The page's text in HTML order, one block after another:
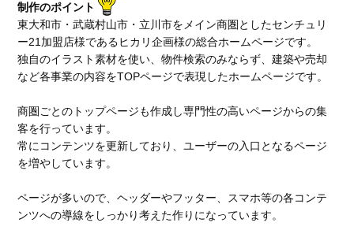
制作のポイント
東大和市・武蔵村山市・立川市をメイン商圏としたセンチュリ
ー21加盟店様であるヒカリ企画様の総合ホームページです。
独自のイラスト素材を使い、物件検索のみならず、建築や売却
など各事業の内容をTOPページで表現したホームページです。
商圏ごとのトップページも作成し専門性の高いページからの集
客を行っています。
常にコンテンツを更新しており、ユーザーの入口となるページ
を増やしています。
ページが多いので、ヘッダーやフッター、スマホ等の各コンテ
ンツへの導線をしっかり考えた作りになっています。